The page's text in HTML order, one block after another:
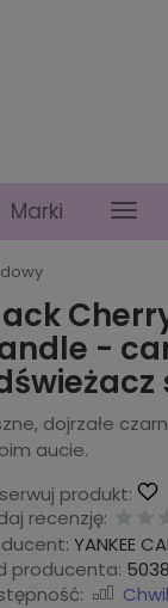
Marki
-
dojrzałe
aucie.
produkt:
recenzję:
YANKEE
producenta: